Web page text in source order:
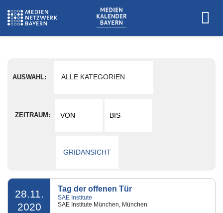
ZEITRAUM:
AUSWAHL: ALLE KATEGORIEN
AUDIO
FERNSEHEN
GAMES
IKT
GRIDANSICHT
28.11.
2020
Tag der offenen Tür
SAE Institute
SAE Institute München, München